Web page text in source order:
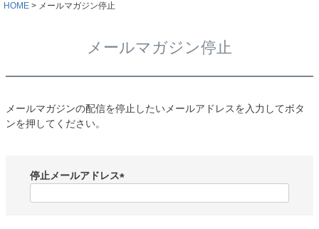
HOME メールマガジン停止
メールマガジン停止
メールマガジンの配信を停止したいメールアドレスを入力してボタ
ンを押してください。
停止メールアドレス